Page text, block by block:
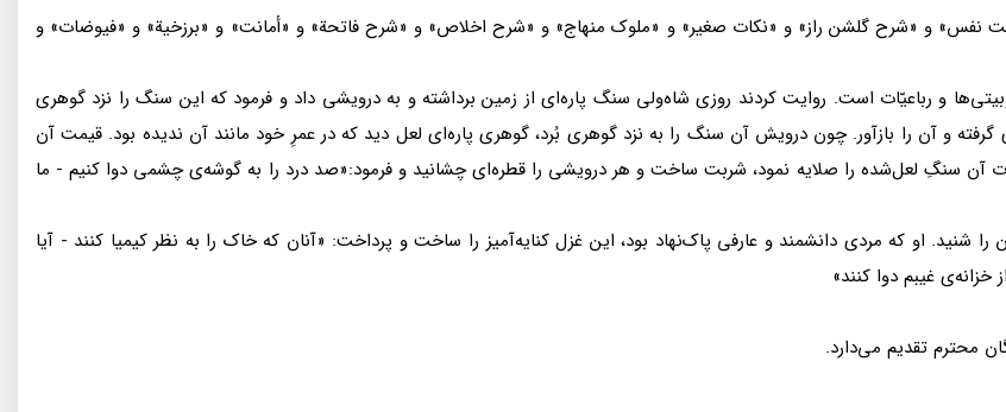
نفس» و «شرح گلشن راز» و «نكات صغير» و «ملوک منهاج» و «شرح اخلاص» و «شرح فاتحة» و «أمانت» و «برزخية» و «فيوضات» و
و رباعيّات است. روايت كردند روزى شاه‌ولى سنگ پاره‌اى از زمين برداشته و به درويشى داد و فرمود كه اين سنگ را نزد گوهرى
و آن را بازآور. چون درويش آن سنگ را به نزد گوهرى بُرد، گوهرى پاره‌اى لعل ديد كه در عمرِ خود مانند آن نديده بود. قيمت آن
آن سنگِ لعل‌شده را صلايه نمود، شربت ساخت و هر درويشى را قطره‌اى چشانيد و فرمود:«صد درد را به گوشه‌ى چشمى دوا كنيم - ما
او كه مردى دانشمند و عارفى پاک‌نهاد بود، اين غزل كنايه‌آميز را ساخت و پرداخت: «آنان كه خاک را به نظر كيميا كنند - آيا
غيبم دوا كنند»
محترم تقديم مى‌دارد.